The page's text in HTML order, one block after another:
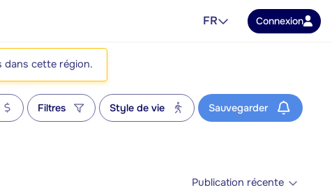
FR Connexion
dans cette région.
Filtres Style de vie Sauvegarder
Publication récente